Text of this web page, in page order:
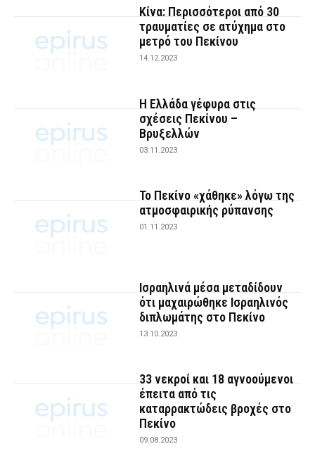
Κίνα: Περισσότεροι από 30
τραυματίες σε ατύχημα στο
μετρό του Πεκίνου
14.12.2023
Η Ελλάδα γέφυρα στις
σχέσεις Πεκίνου –
Βρυξελλών
03.11.2023
Το Πεκίνο «χάθηκε» λόγω της
ατμοσφαιρικής ρύπανσης
01.11.2023
Ισραηλινά μέσα μεταδίδουν
ότι μαχαιρώθηκε Ισραηλινός
διπλωμάτης στο Πεκίνο
13.10.2023
33 νεκροί και 18 αγνοούμενοι
έπειτα από τις
καταρρακτώδεις βροχές στο
Πεκίνο
09.08.2023